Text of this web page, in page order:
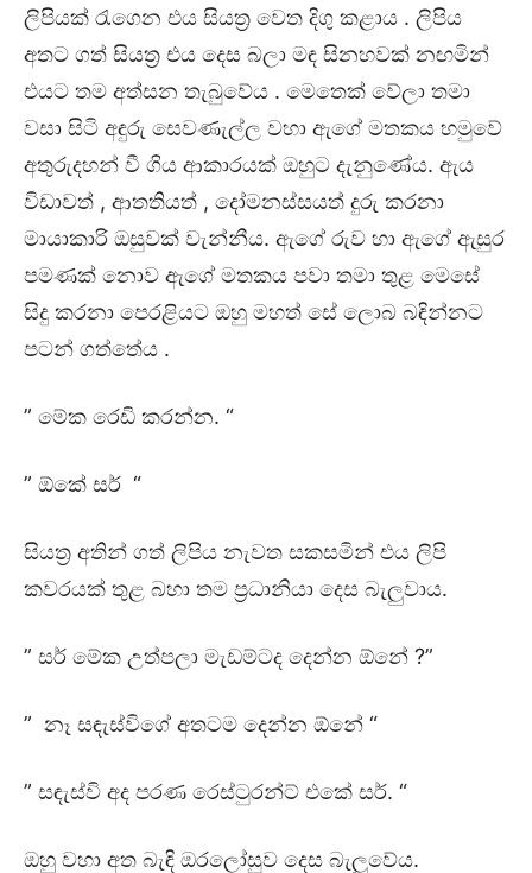
ලිපියක් රැගෙන එය සියත්‍ර වෙත දිගු කළාය . ලිපිය
අතට ගත් සියත්‍ර එය දෙස බලා මඳ සිනහවක් නඟමින්
එයට තම අත්සන තැබුවේය . මෙතෙක් වේලා තමා
වසා සිටි අඳුරු සෙවණැල්ල වහා ඇගේ මතකය හමුවේ
අතුරුදහන් වී ගිය ආකාරයක් ඔහුට දැනුණේය. ඇය
විඩාවත් , ආතතියත් , දෝමනස්සයත් දුරු කරනා
මායාකාරි ඔසුවක් වැන්නීය. ඇගේ රුව හා ඇගේ ඇසුර
පමණක් නොව ඇගේ මතකය පවා තමා තුළ මෙසේ
සිදු කරනා පෙරළියට ඔහු මහත් සේ ලොබ බඳින්නට
පටන් ගත්තේය .
” මේක රෙඩි කරන්න. “
” ඕකේ සර් “
සියත්‍ර අතින් ගත් ලිපිය නැවත සකසමින් එය ලිපි
කවරයක් තුළ බහා තම ප්‍රධානියා දෙස බැලුවාය.
” සර් මේක උත්පලා මැඩම්ටද දෙන්න ඕනේ ?”
” නෑ සඳැස්විගේ අතටම දෙන්න ඕනේ “
” සඳැස්වි අද පරණ රෙස්ටුරන්ට් එකේ සර්. “
ඔහු වහා අත බැඳි ඔරලෝසුව දෙස බැලුවේය.